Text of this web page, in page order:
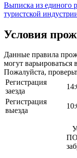
Выписка из единого
туристской
Условия
Данные правила
могут варьироваться
Пожалуйста,
Регистрация
заезда
Регистрация
выезда